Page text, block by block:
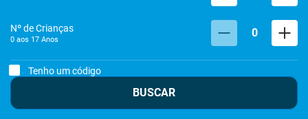
Nº de Crianças
0 aos 17 Anos 0
Tenho um código
BUSCAR